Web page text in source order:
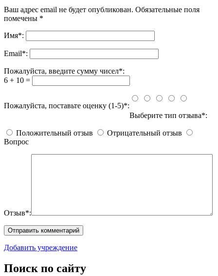
Ваш адрес email не будет опубликован. Обязательные поля
помечены *
Имя*:
Email*:
Пожалуйста, введите сумму чисел*:
6 + 10 =
Пожалуйста, поставьте оценку (1-5)*:
Выберите тип отзыва*:
Положительный отзыв
Отрицательный отзыв
Вопрос
Отзыв*:
Добавить учреждение
Поиск по сайту